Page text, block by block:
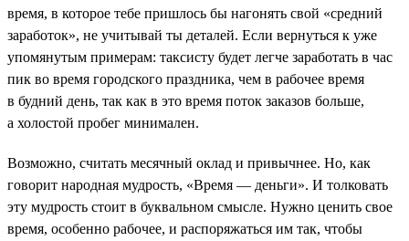
время, в которое тебе пришлось бы нагонять свой «средний
заработок», не учитывай ты деталей. Если вернуться к уже
упомянутым примерам: таксисту будет легче заработать в час
пик во время городского праздника, чем в рабочее время
в будний день, так как в это время поток заказов больше,
а холостой пробег минимален.
Возможно, считать месячный оклад и привычнее. Но, как
говорит народная мудрость, «Время — деньги». И толковать
эту мудрость стоит в буквальном смысле. Нужно ценить свое
время, особенно рабочее, и распоряжаться им так, чтобы